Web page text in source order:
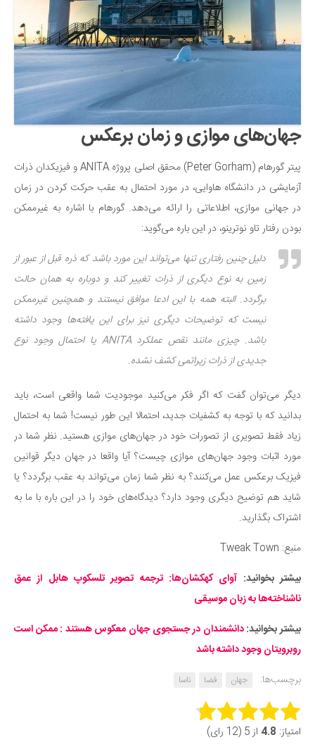
جهان‌های موازی و زمان برعکس
پیتر گورهام (Peter Gorham) محقق اصلی پروژه ANITA و فیزیکدان ذرات
آزمایشی در دانشگاه هاوایی، در مورد احتمال به عقب حرکت کردن در زمان
در جهانی موازی، اطلاعاتی را ارائه می‌دهد. گورهام با اشاره به غیرممکن
بودن رفتار تاو نوترینو، در این باره می‌گوید:
دلیل چنین رفتاری تنها می‌تواند این مورد باشد که ذره قبل از عبور از
زمین به نوع دیگری از ذرات تغییر کند و دوباره به همان حالت
برگردد. البته همه با این ادعا موافق نیستند و همچنین غیرممکن
نیست که توضیحات دیگری نیز برای این یافته‌ها وجود داشته
باشد. چیزی مانند نقص عملکرد ANITA یا احتمال وجود نوع
جدیدی از ذرات زیراتمی کشف نشده.
دیگر می‌توان گفت که اگر فکر می‌کنید موجودیت شما واقعی است، باید
بدانید که با توجه به کشفیات جدید، احتمالا این طور نیست! شما به احتمال
زیاد فقط تصویری از تصورات خود در جهان‌های موازی هستید. نظر شما در
مورد اثبات وجود جهان‌های موازی چیست؟ آیا واقعا در جهان دیگر قوانین
فیزیک برعکس عمل می‌کنند؟ به نظر شما زمان می‌تواند به عقب برگردد؟ یا
شاید هم توضیح دیگری وجود دارد؟ دیدگاه‌های خود را در این باره با ما به
اشتراک بگذارید.
منبع: Tweak Town
بیشتر بخوانید: آوای کهکشان‌ها: ترجمه تصویر تلسکوپ هابل از عمق
ناشناخته‌ها به زبان موسیقی
بیشتر بخوانید:دانشمندان در جستجوی جهان معکوس هستند : ممکن است
روبرویتان وجود داشته باشد
برچسب‌ها:
جهان فضا ناسا
Rate this item:
امتیاز: 4.8 از 5 (12 رای)